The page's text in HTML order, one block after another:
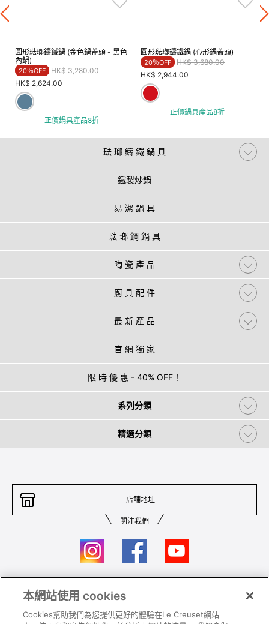
圓形琺瑯鑄鐵鍋 (金色鍋蓋頭 - 黑色
內鍋)
20％OFF Price reduced from
HK$ 3,280.00to
HK$ 2,624.00
正價鍋具產品8折
圓形琺瑯鑄鐵鍋 (心形鍋蓋頭)
20％OFF Price reduced from
HK$ 3,680.00to
HK$ 2,944.00
正價鍋具產品8折
琺 瑯 鑄 鐵 鍋 具
鐵製炒鍋
易 潔 鍋 具
琺 瑯 鋼 鍋 具
陶 瓷 產 品
廚 具 配 件
最 新 產 品
官 網 獨 家
限 時 優 惠 - 40% OFF！
系列分類
精選分類
店舖地址
關注我們
聯絡我們
本網站使用 cookies
Cookies幫助我們為您提供更好的體驗在Le Creuset網站